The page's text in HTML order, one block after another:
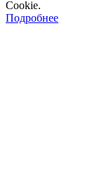
Cookie.
Подробнее